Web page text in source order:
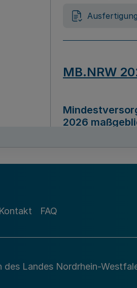
MB.NRW
2026
Richtlinie zur
Kontakt FAQ
Landes Nordrhein-